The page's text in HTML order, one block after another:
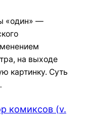
«один» —
на выходе
картинку. Суть
комиксов (v.